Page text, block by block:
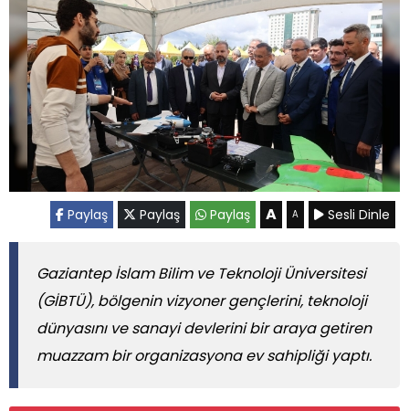
Paylaş Paylaş Paylaş A A Sesli Dinle
Gaziantep İslam Bilim ve Teknoloji Üniversitesi
(GİBTÜ), bölgenin vizyoner gençlerini, teknoloji
dünyasını ve sanayi devlerini bir araya getiren
muazzam bir organizasyona ev sahipliği yaptı.